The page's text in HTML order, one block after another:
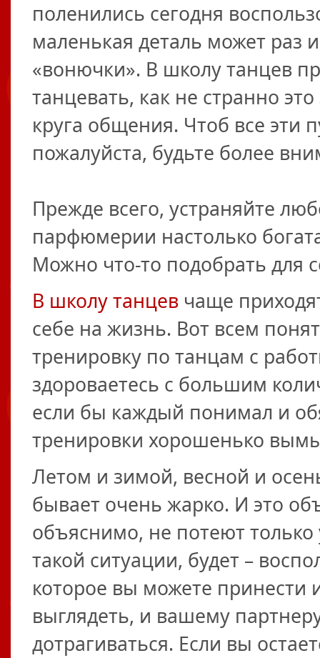
поленились сегодня
маленькая деталь может раз
«вонючки». В школу танцев
танцевать, как не странно
круга общения. Чтоб все эти
пожалуйста, будьте более
Прежде всего, устраняйте
парфюмерии настолько
Можно что-то подобрать для
В школу танцев чаще
себе на жизнь. Вот всем
тренировку по танцам с
здороваетесь с большим
если бы каждый понимал и
тренировки хорошенько
Летом и зимой, весной и
бывает очень жарко. И это
объяснимо, не потеют
такой ситуации, будет –
которое вы можете принести
выглядеть, и вашему
дотрагиваться. Если вы